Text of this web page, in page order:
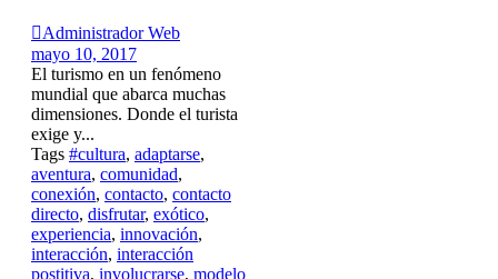
Administrador Web
mayo 10, 2017
El turismo en un fenómeno
mundial que abarca muchas
dimensiones. Donde el turista
exige y...
Tags #cultura, adaptarse,
aventura, comunidad,
conexión, contacto, contacto
directo, disfrutar, exótico,
experiencia, innovación,
interacción, interacción
postitiva, involucrarse, modelo